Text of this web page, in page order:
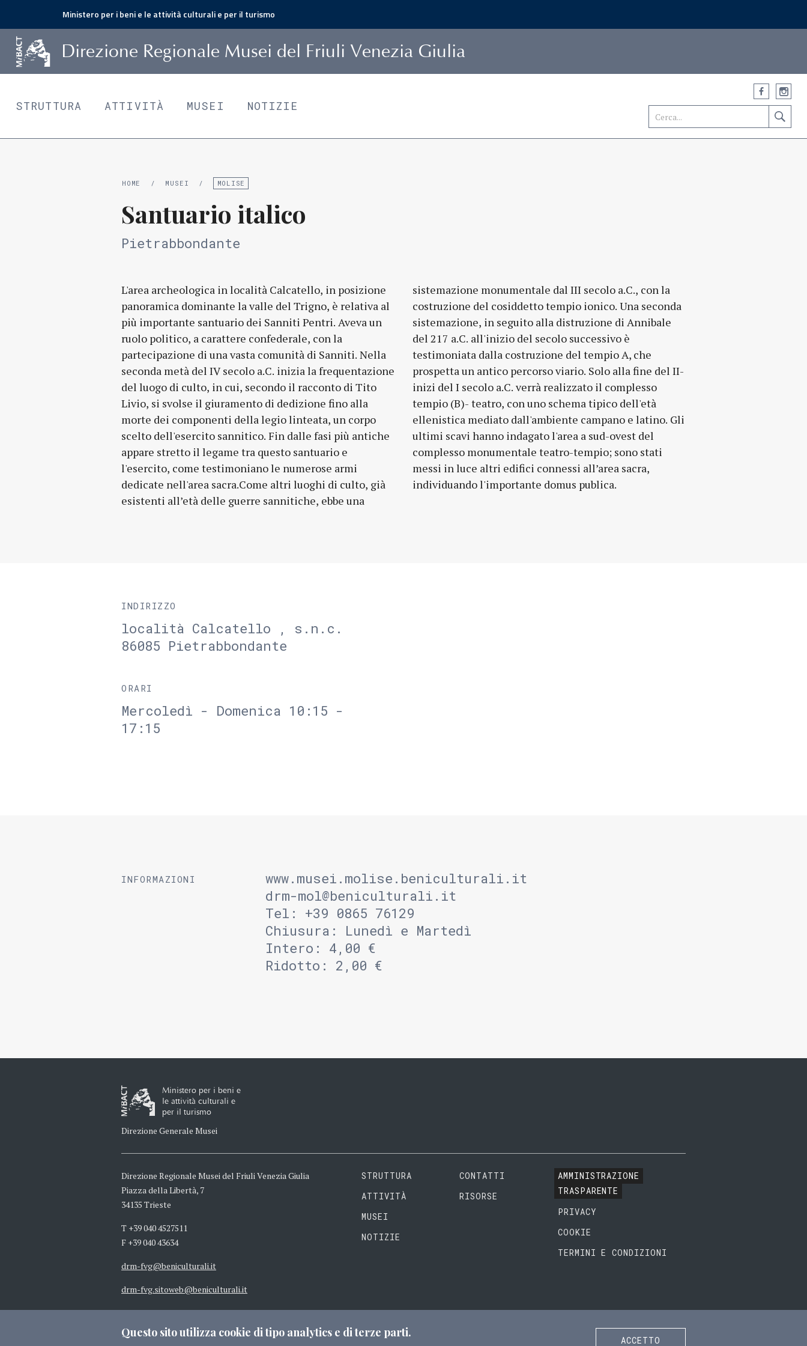
Ministero per i beni e le attività culturali e per il turismo
Direzione Regionale Musei del Friuli Venezia Giulia
STRUTTURA ATTIVITÀ MUSEI NOTIZIE
HOME / MUSEI / MOLISE
Santuario italico
Pietrabbondante
L'area archeologica in località Calcatello, in posizione
panoramica dominante la valle del Trigno, è relativa al
più importante santuario dei Sanniti Pentri. Aveva un
ruolo politico, a carattere confederale, con la
partecipazione di una vasta comunità di Sanniti. Nella
seconda metà del IV secolo a.C. inizia la frequentazione
del luogo di culto, in cui, secondo il racconto di Tito
Livio, si svolse il giuramento di dedizione fino alla
morte dei componenti della legio linteata, un corpo
scelto dell'esercito sannitico. Fin dalle fasi più antiche
appare stretto il legame tra questo santuario e
l'esercito, come testimoniano le numerose armi
dedicate nell'area sacra.Come altri luoghi di culto, già
esistenti all’età delle guerre sannitiche, ebbe una
sistemazione monumentale dal III secolo a.C., con la
costruzione del cosiddetto tempio ionico. Una seconda
sistemazione, in seguito alla distruzione di Annibale
del 217 a.C. all'inizio del secolo successivo è
testimoniata dalla costruzione del tempio A, che
prospetta un antico percorso viario. Solo alla fine del II-
inizi del I secolo a.C. verrà realizzato il complesso
tempio (B)- teatro, con uno schema tipico dell'età
ellenistica mediato dall'ambiente campano e latino. Gli
ultimi scavi hanno indagato l'area a sud-ovest del
complesso monumentale teatro-tempio; sono stati
messi in luce altri edifici connessi all’area sacra,
individuando l'importante domus publica.
INDIRIZZO
località Calcatello , s.n.c.
86085 Pietrabbondante
ORARI
Mercoledì - Domenica 10:15 -
17:15
INFORMAZIONI
www.musei.molise.beniculturali.it
drm-mol@beniculturali.it
Tel: +39 0865 76129
Chiusura: Lunedì e Martedì
Intero: 4,00 €
Ridotto: 2,00 €
Ministero per i beni e
le attività culturali e
per il turismo
Direzione Generale Musei
Direzione Regionale Musei del Friuli Venezia Giulia
Piazza della Libertà, 7
34135 Trieste
T +39 040 4527511
F +39 040 43634
drm-fvg@beniculturali.it
drm-fvg.sitoweb@beniculturali.it
mbac-drm-fvg@mailcert.beniculturali.it
STRUTTURA
ATTIVITÀ
MUSEI
NOTIZIE
CONTATTI
RISORSE
AMMINISTRAZIONE
TRASPARENTE
PRIVACY
COOKIE
TERMINI E CONDIZIONI
Questo sito utilizza cookie di tipo analytics e di terze parti.
ACCETTO